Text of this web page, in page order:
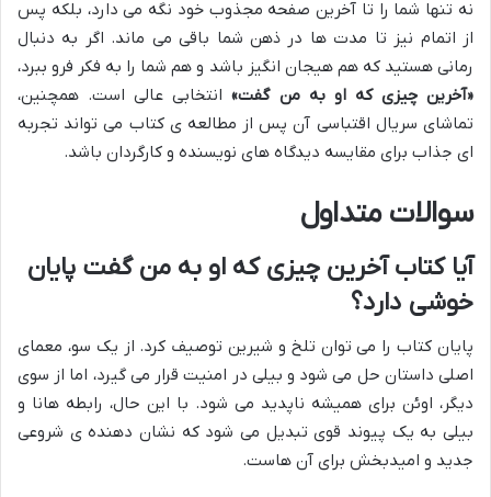
نه تنها شما را تا آخرین صفحه مجذوب خود نگه می دارد، بلکه پس
از اتمام نیز تا مدت ها در ذهن شما باقی می ماند. اگر به دنبال
رمانی هستید که هم هیجان انگیز باشد و هم شما را به فکر فرو ببرد،
«آخرین چیزی که او به من گفت»انتخابی عالی است. همچنین،
تماشای سریال اقتباسی آن پس از مطالعه ی کتاب می تواند تجربه
ای جذاب برای مقایسه دیدگاه های نویسنده و کارگردان باشد.
سوالات متداول
آیا کتاب آخرین چیزی که او به من گفت پایان
خوشی دارد؟
پایان کتاب را می توان تلخ و شیرین توصیف کرد. از یک سو، معمای
اصلی داستان حل می شود و بیلی در امنیت قرار می گیرد، اما از سوی
دیگر، اوئن برای همیشه ناپدید می شود. با این حال، رابطه هانا و
بیلی به یک پیوند قوی تبدیل می شود که نشان دهنده ی شروعی
جدید و امیدبخش برای آن هاست.